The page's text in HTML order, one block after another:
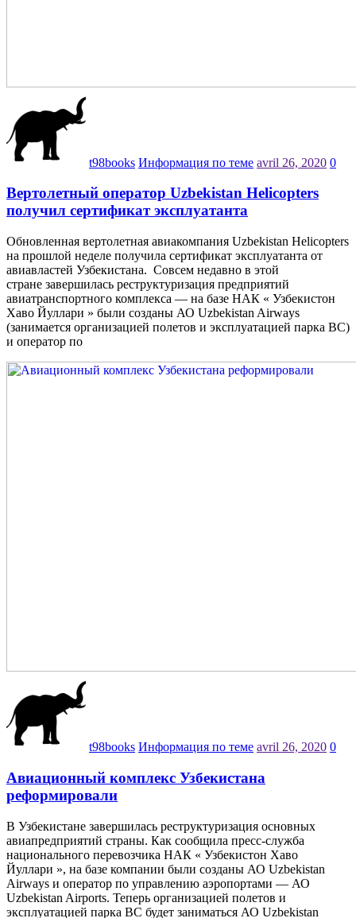
t98books Информация по теме avril 26, 2020 0
Вертолетный оператор Uzbekistan Helicopters
получил сертификат эксплуатанта
Обновленная вертолетная авиакомпания Uzbekistan Helicopters
на прошлой неделе получила сертификат эксплуатанта от
авиавластей Узбекистана. Совсем недавно в этой
стране завершилась реструктуризация предприятий
авиатранспортного комплекса — на базе НАК « Узбекистон
Хаво Йуллари » были созданы АО Uzbekistan Airways
(занимается организацией полетов и эксплуатацией парка ВС)
и оператор по
t98books Информация по теме avril 26, 2020 0
Авиационный комплекс Узбекистана
реформировали
В Узбекистане завершилась реструктуризация основных
авиапредприятий страны. Как сообщила пресс-служба
национального перевозчика НАК « Узбекистон Хаво
Йуллари », на базе компании были созданы АО Uzbekistan
Airways и оператор по управлению аэропортами — АО
Uzbekistan Airports. Теперь организацией полетов и
эксплуатацией парка ВС будет заниматься АО Uzbekistan